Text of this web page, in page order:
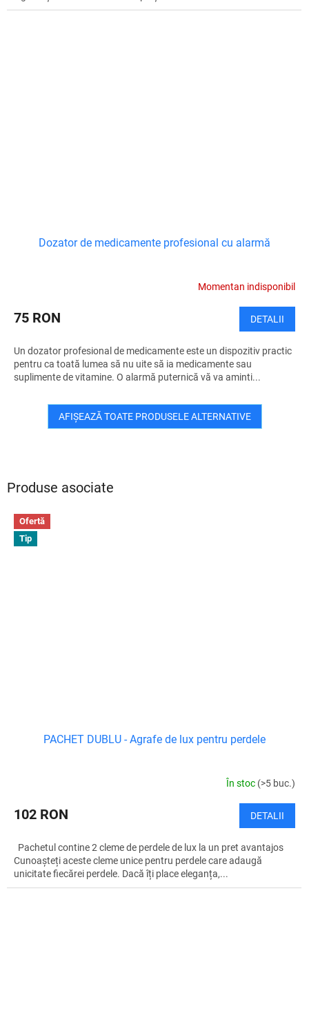
Produse asociate
Ofertă
Tip
PACHET DUBLU - Agrafe de lux pentru perdele
În stoc (>5 buc.)
102 RON DETALII
Pachetul contine 2 cleme de perdele de lux la un pret avantajos
Cunoașteți aceste cleme unice pentru perdele care adaugă
unicitate fiecărei perdele. Dacă îți place eleganța,...
Dozator de medicamente profesional cu alarmă
Momentan indisponibil
75 RON DETALII
Un dozator profesional de medicamente este un dispozitiv practic
pentru ca toată lumea să nu uite să ia medicamente sau
suplimente de vitamine. O alarmă puternică vă va aminti...
AFIŞEAZĂ TOATE PRODUSELE ALTERNATIVE